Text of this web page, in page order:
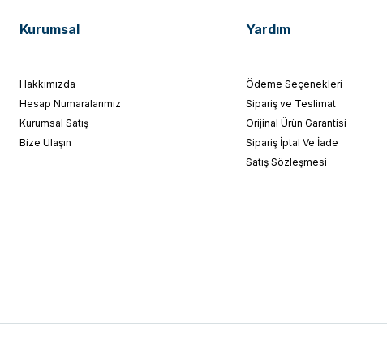
Kurumsal
Hakkımızda
Hesap Numaralarımız
Kurumsal Satış
Bize Ulaşın
Yardım
Ödeme Seçenekleri
Sipariş ve Teslimat
Orijinal Ürün Garantisi
Sipariş İptal Ve İade
Satış Sözleşmesi